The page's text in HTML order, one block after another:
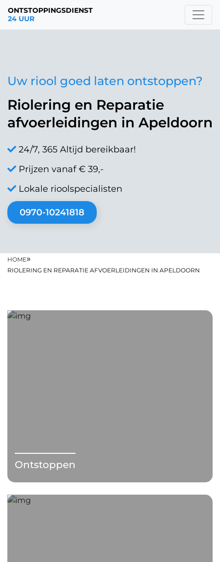
ONTSTOPPINGSDIENST
24 UUR
Uw riool goed laten ontstoppen?
Riolering en Reparatie
afvoerleidingen in Apeldoorn
24/7, 365 Altijd bereikbaar!
Prijzen vanaf € 39,-
Lokale rioolspecialisten
0970-10241818
HOME»
RIOLERING EN REPARATIE AFVOERLEIDINGEN IN APELDOORN
Ontstoppen